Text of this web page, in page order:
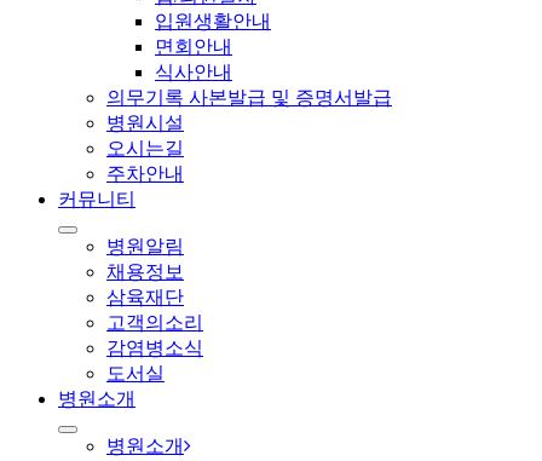
입원생활안내
면회안내
식사안내
의무기록 사본발급 및 증명서발급
병원시설
오시는길
주차안내
커뮤니티
병원알림
채용정보
삼육재단
고객의소리
감염병소식
도서실
병원소개
병원소개